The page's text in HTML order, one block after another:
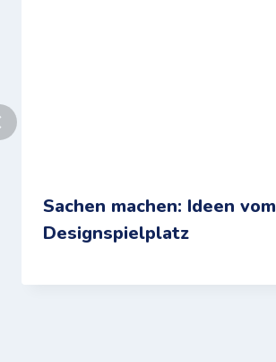
Sachen machen: Ideen vom
Designspielplatz